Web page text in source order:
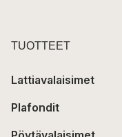
TUOTTEET
Lattiavalaisimet
Plafondit